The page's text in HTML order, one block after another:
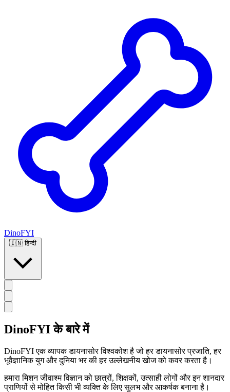
DinoFYI
🇮🇳 हिन्दी
DinoFYI के बारे में
DinoFYI एक व्यापक डायनासोर विश्वकोश है जो हर डायनासोर प्रजाति, हर
भूवैज्ञानिक युग और दुनिया भर की हर उल्लेखनीय खोज को कवर करता है।
हमारा मिशन जीवाश्म विज्ञान को छात्रों, शिक्षकों, उत्साही लोगों और इन शानदार
प्राणियों से मोहित किसी भी व्यक्ति के लिए सुलभ और आकर्षक बनाना है।